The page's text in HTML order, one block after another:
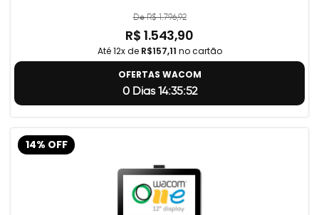
De R$ 1.796,92
R$ 1.543,90
Até 12x de R$157,11 no cartão
OFERTAS WACOM
0 Dias 14:35:51
14% OFF